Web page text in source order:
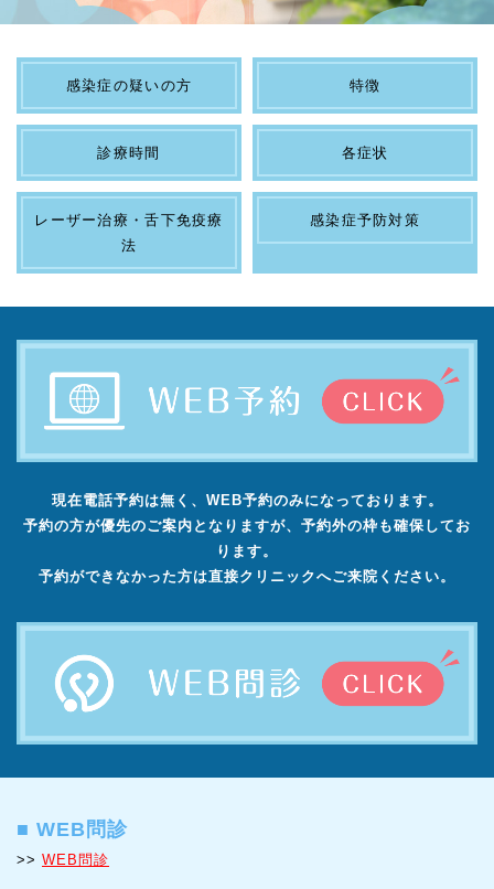
感染症の疑いの方 特徴
診療時間 各症状
レーザー治療・舌下免疫療
法
感染症予防対策
現在電話予約は無く、WEB予約のみになっております。
予約の方が優先のご案内となりますが、予約外の枠も確保してお
ります。
予約ができなかった方は直接クリニックへご来院ください。
■ WEB問診
>> WEB問診